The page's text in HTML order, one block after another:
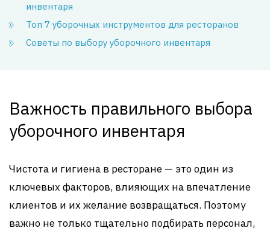
инвентаря
Топ 7 уборочных инструментов для ресторанов
Советы по выбору уборочного инвентаря
Важность правильного выбора
уборочного инвентаря
Чистота и гигиена в ресторане — это один из
ключевых факторов, влияющих на впечатление
клиентов и их желание возвращаться. Поэтому
важно не только тщательно подбирать персонал,